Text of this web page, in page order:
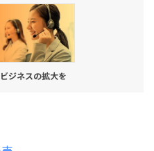
ジネスの拡大を